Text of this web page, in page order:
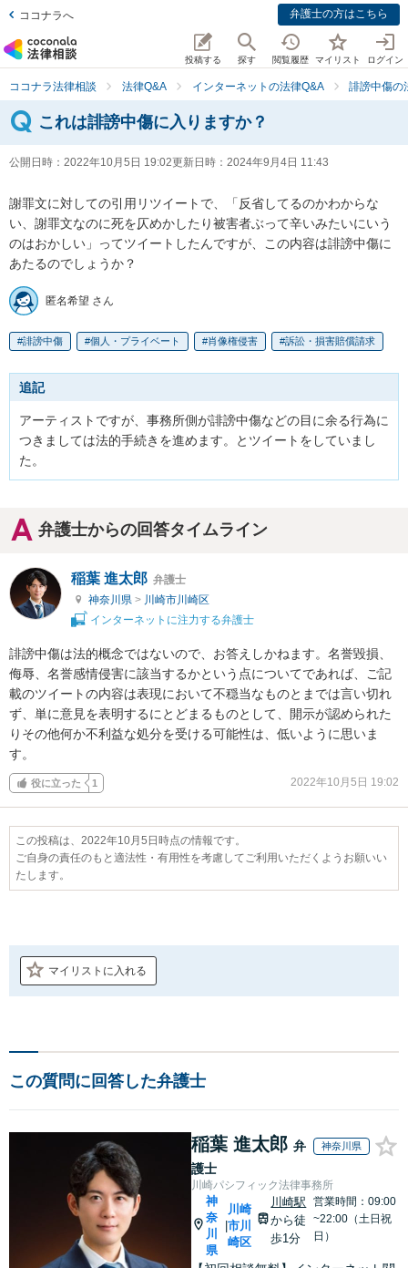
ココナラへ 弁護士の方はこちら
投稿する 探す 閲覧履歴 マイリスト ログイン
ココナラ法律相談 法律Q&A インターネットの法律Q&A 誹謗中傷の
これは誹謗中傷に入りますか？
公開日時： 2022年10月5日 19:02更新日時： 2024年9月4日 11:43
謝罪文に対しての引用リツイートで、「反省してるのかわからな
い、謝罪文なのに死を仄めかしたり被害者ぶって辛いみたいにいう
のはおかしい」ってツイートしたんですが、この内容は誹謗中傷に
あたるのでしょうか？
匿名希望 さん
誹謗中傷 個人・プライベート 肖像権侵害 訴訟・損害賠償請求
追記
アーティストですが、事務所側が誹謗中傷などの目に余る行為に
つきましては法的手続きを進めます。とツイートをしていまし
た。
弁護士からの回答タイムライン
稲葉 進太郎 弁護士
神奈川県 > 川崎市川崎区
インターネットに注力する弁護士
誹謗中傷は法的概念ではないので、お答えしかねます。名誉毀損、
侮辱、名誉感情侵害に該当するかという点についてであれば、ご記
載のツイートの内容は表現において不穏当なものとまでは言い切れ
ず、単に意見を表明するにとどまるものとして、開示が認められた
りその他何か不利益な処分を受ける可能性は、低いように思いま
す。
役に立った 1 2022年10月5日 19:02
この投稿は、2022年10月5日時点の情報です。
ご自身の責任のもと適法性・有用性を考慮してご利用いただくようお願いい
たします。
マイリストに入れる
この質問に回答した弁護士
稲葉 進太郎 弁
護士
神奈川県
川崎パシフィック法律事務所
神
奈
川
県
川崎
市川
崎区
川崎駅
から徒
歩1分
営業時間：09:00
~22:00（土日祝
日）